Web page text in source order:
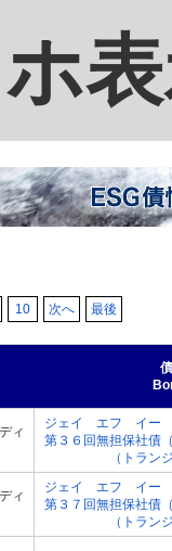
10 次へ 最後
ィ
ジェイ エフ イー
第３６回無担保社債
（トラン
ィ
ジェイ エフ イー
第３７回無担保社債
（トラン